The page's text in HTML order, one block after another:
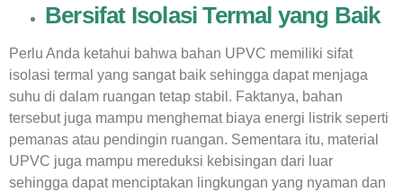
Bersifat Isolasi Termal yang Baik
Perlu Anda ketahui bahwa bahan UPVC memiliki sifat
isolasi termal yang sangat baik sehingga dapat menjaga
suhu di dalam ruangan tetap stabil. Faktanya, bahan
tersebut juga mampu menghemat biaya energi listrik seperti
pemanas atau pendingin ruangan. Sementara itu, material
UPVC juga mampu mereduksi kebisingan dari luar
sehingga dapat menciptakan lingkungan yang nyaman dan